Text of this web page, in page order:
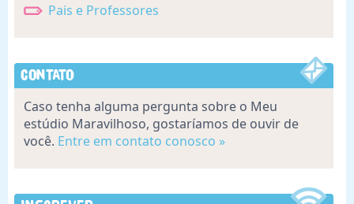
Pais e Professores
Contato
Caso tenha alguma pergunta sobre o Meu
estúdio Maravilhoso, gostaríamos de ouvir de
você. Entre em contato conosco »